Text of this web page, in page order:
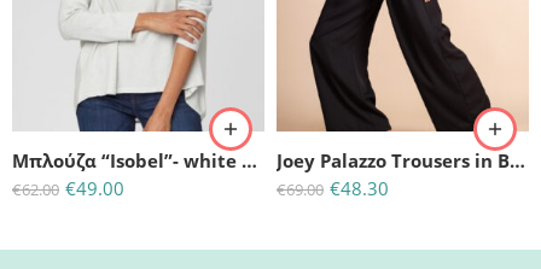
Μπλούζα “Isobel”- white stone
€62.00 €49.00
(M)-UK:12-EU:40
Joey Palazzo Trousers in Black
€69.00 €48.30
UK:14-(Large)